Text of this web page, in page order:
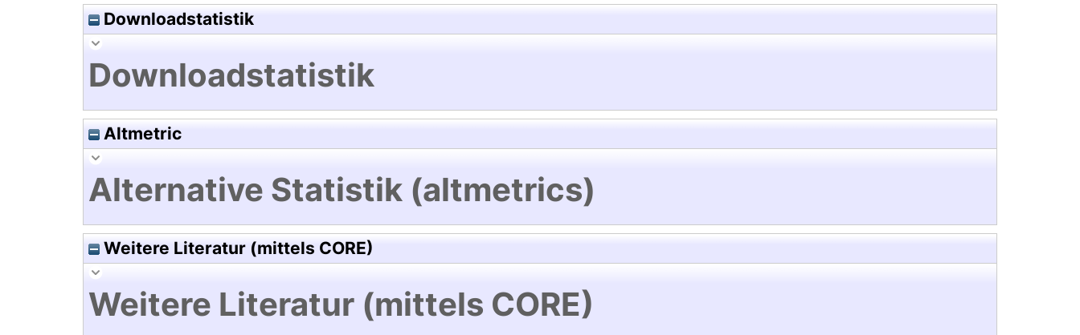
Downloadstatistik
Downloadstatistik
Altmetric
Alternative Statistik (altmetrics)
Weitere Literatur (mittels CORE)
Weitere Literatur (mittels CORE)